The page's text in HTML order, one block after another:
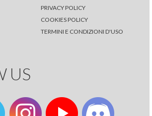
PRIVACY POLICY
COOKIES POLICY
TERMINI E CONDIZIONI D'USO
US